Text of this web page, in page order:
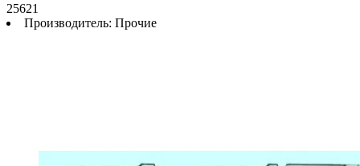
25621
Производитель: Прочие